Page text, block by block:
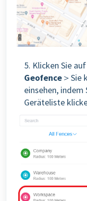
5. Klicken Sie auf
Geofence＞Sie
einsehen, indem
Geräteliste